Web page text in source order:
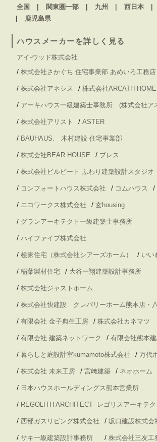
全国 関東圏一部 九州 西日本
鹿児島県
ハウスメーカーを詳しく見る
アイ-ウッド株式会社
/ 株式会社さかぐち 住宅事業部 あめいろ工務店
/ 株式会社アネシス / 株式会社ARCATH HOME
/ アーキハウス一級建築士事務所 (株式会社ア
/ 株式会社アリスト / ASTER
/ BAUHAUS. 木村建設 住宅事業部
/ 株式会社BEAR HOUSE / ブレス
/ 株式会社ビルビート ふわり建築設計スタジオ
/ コンフォートハウス株式会社 / コムハウス /
/ エコワークス株式会社 / 玄housing
/ グランアーキテクト一級建築士事務所
/ ハイファイブ株式会社
/ 桧家住宅（株式会社シアーズホーム） / いい
/ 稲葉製材住宅 / 大谷一翔建築設計事務所
/ 株式会社ジャストホーム
/ 株式会社快建設 クレバリーホーム熊本店・
/ 有限会社 金子典生工房 / 株式会社カネマツ
/ 有限会社 建築ネットワーク / 有限会社熊本
/ 暮らしと庭設計室kumamoto株式会社 / 万代
/ 株式会社 未来工房 / 宮﨑建築 / ネオホーム
/ 日本ハウスホールディングス熊本営業所
/ REGOLITH ARCHITECT -レゴリスアーキテ
/ 西部ガスリビング株式会社 / 坂口建設株式会
/ サキ一級建築設計事務所 / 株式会社三友工